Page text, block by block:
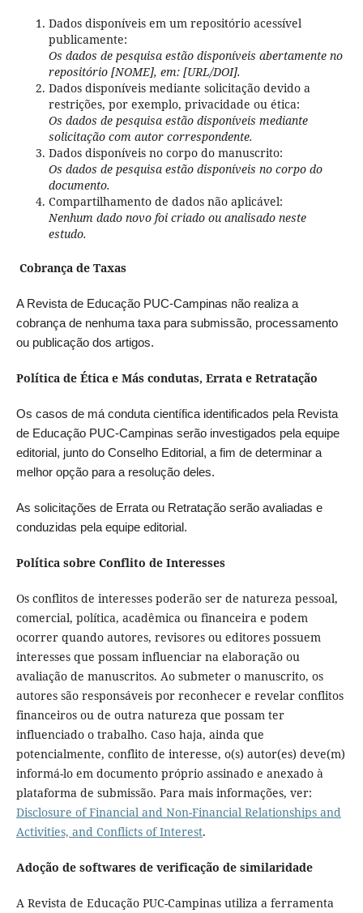
Dados disponíveis em um repositório acessível
publicamente:
Os dados de pesquisa estão disponíveis abertamente no
repositório [NOME], em: [URL/DOI].
Dados disponíveis mediante solicitação devido a
restrições, por exemplo, privacidade ou ética:
Os dados de pesquisa estão disponíveis mediante
solicitação com autor correspondente.
Dados disponíveis no corpo do manuscrito:
Os dados de pesquisa estão disponíveis no corpo do
documento.
Compartilhamento de dados não aplicável:
Nenhum dado novo foi criado ou analisado neste
estudo.
Cobrança de Taxas
A Revista de Educação PUC-Campinas não realiza a
cobrança de nenhuma taxa para submissão, processamento
ou publicação dos artigos.
Política de Ética e Más condutas, Errata e Retratação
Os casos de má conduta científica identificados pela Revista
de Educação PUC-Campinas serão investigados pela equipe
editorial, junto do Conselho Editorial, a fim de determinar a
melhor opção para a resolução deles.
As solicitações de Errata ou Retratação serão avaliadas e
conduzidas pela equipe editorial.
Política sobre Conflito de Interesses
Os conflitos de interesses poderão ser de natureza pessoal,
comercial, política, acadêmica ou financeira e podem
ocorrer quando autores, revisores ou editores possuem
interesses que possam influenciar na elaboração ou
avaliação de manuscritos. Ao submeter o manuscrito, os
autores são responsáveis por reconhecer e revelar conflitos
financeiros ou de outra natureza que possam ter
influenciado o trabalho. Caso haja, ainda que
potencialmente, conflito de interesse, o(s) autor(es) deve(m)
informá-lo em documento próprio assinado e anexado à
plataforma de submissão. Para mais informações, ver:
Disclosure of Financial and Non-Financial Relationships and
Activities, and Conflicts of Interest.
Adoção de softwares de verificação de similaridade
A Revista de Educação PUC-Campinas utiliza a ferramenta